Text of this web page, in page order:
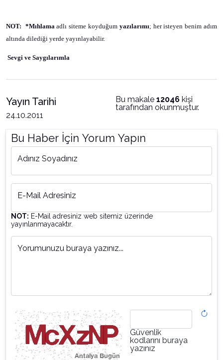
NOT: *Mıhlamaadlı siteme koyduğum yazılarımı; her isteyen benim adım
altında dilediği yerde yayınlayabilir.
Sevgi ve Saygılarımla
Yayın Tarihi
24.10.2011
Bu makale 12046 kişi
tarafından okunmuştur.
Bu Haber İçin Yorum Yapın
Adınız Soyadınız
E-Mail Adresiniz
NOT: E-Mail adresiniz web sitemiz üzerinde
yayınlanmayacaktır.
Yorumunuzu buraya yazınız...
Güvenlik
kodlarını buraya
yazınız